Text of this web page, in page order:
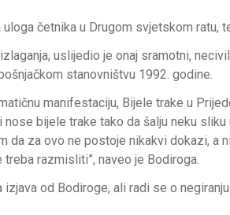
četnika u Drugom svjetskom
uslijedio je onaj sramotni,
stanovništvu 1992. godine.
manifestaciju, Bijele trake u
bijele trake tako da šalju neku
da za ovo ne postoje nikakvi dokazi, a
razmisliti”, naveo je Bodiroga.
izjava od Bodiroge, ali radi se o